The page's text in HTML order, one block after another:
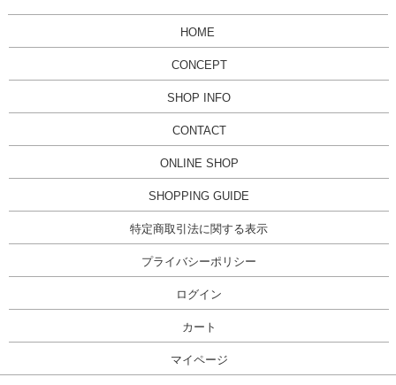
HOME
CONCEPT
SHOP INFO
CONTACT
ONLINE SHOP
SHOPPING GUIDE
特定商取引法に関する表示
プライバシーポリシー
ログイン
カート
マイページ